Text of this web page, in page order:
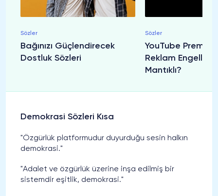
Sözler
Bağınızı Güçlendirecek
Dostluk Sözleri
Sözler
YouTube
Reklam
Mantıklı?
Demokrasi Sözleri Kısa
"Özgürlük platformudur duyurduğu sesin halkın
demokrasi."
"Adalet ve özgürlük üzerine inşa edilmiş bir
sistemdir eşitlik, demokrasi."